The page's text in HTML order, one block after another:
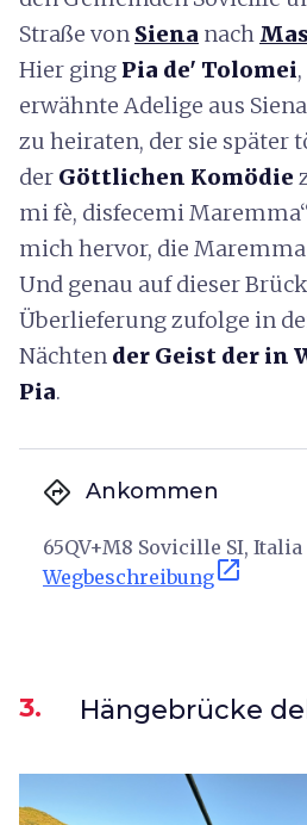
Straße von Siena nach
Hier ging Pia de' Tolomei
erwähnte Adelige aus
zu heiraten, der sie später
der Göttlichen Komödie
mi fè, disfecemi
mich hervor, die
Und genau auf dieser
Überlieferung zufolge in
Nächten der Geist der in
Pia.
directions Ankommen
65QV+M8 Sovicille SI, Italia
Wegbeschreibungopen_in_new
3. Hängebrücke